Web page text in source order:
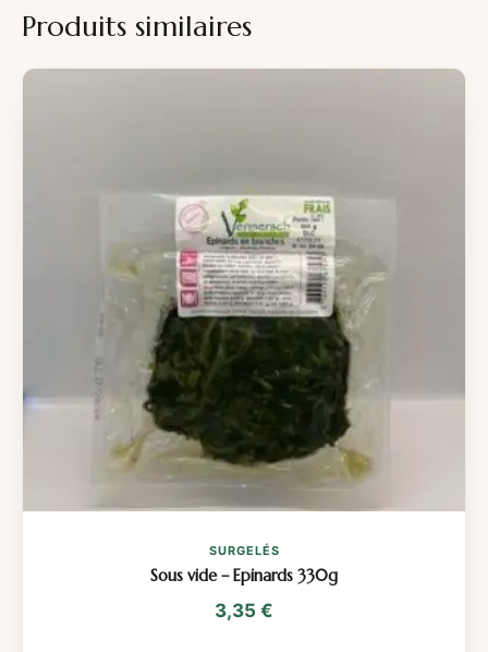
Produits similaires
SURGELÉS
Sous vide – Epinards 330g
3,35 €